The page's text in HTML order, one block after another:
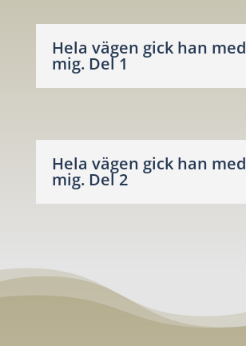
Hela vägen gick han med
mig. Del 1
Hela vägen gick han med
mig. Del 2